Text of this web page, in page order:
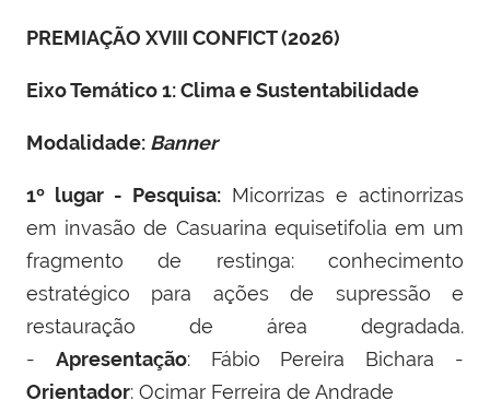
PREMIAÇÃO XVIII CONFICT (2026)
Eixo Temático 1: Clima e Sustentabilidade
Modalidade: Banner
1º lugar - Pesquisa: Micorrizas e actinorrizas
em invasão de Casuarina equisetifolia em um
fragmento de restinga: conhecimento
estratégico para ações de supressão e
restauração de área degradada.
- Apresentação: Fábio Pereira Bichara -
Orientador: Ocimar Ferreira de Andrade